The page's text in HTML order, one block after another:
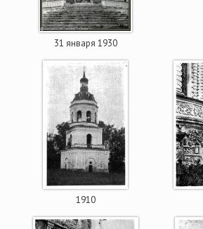
31 января 1930
1910